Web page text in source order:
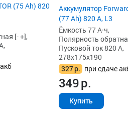
(75 Ah) 820
[- +],
Аккумулятор
(77 Ah) 820 А, L3
Ёмкость 77 А·ч,
Полярность
Пусковой ток 820 А,
278x175x190
327р. при сдаче
349р.
Купить